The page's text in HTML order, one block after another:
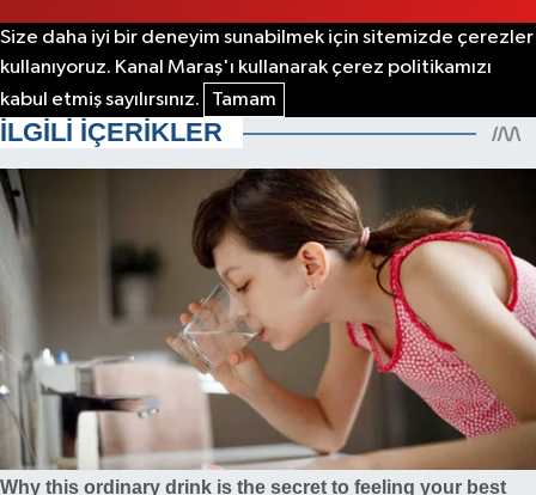
Size daha iyi bir deneyim sunabilmek için sitemizde çerezler
kullanıyoruz. Kanal Maraş'ı kullanarak çerez politikamızı
kabul etmiş sayılırsınız.
Tamam